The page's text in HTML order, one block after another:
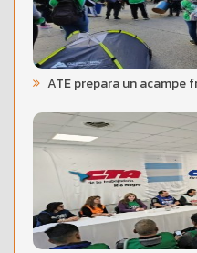
ATE prepara un acampe